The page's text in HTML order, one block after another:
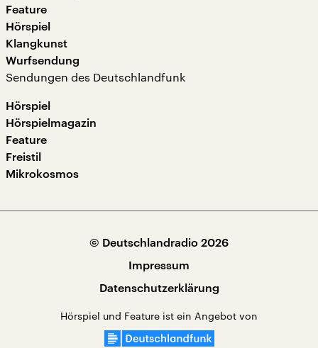
Feature
Hörspiel
Klangkunst
Wurfsendung
Sendungen des Deutschlandfunk
Hörspiel
Hörspielmagazin
Feature
Freistil
Mikrokosmos
© Deutschlandradio 2026
Impressum
Datenschutzerklärung
Hörspiel und Feature ist ein Angebot von